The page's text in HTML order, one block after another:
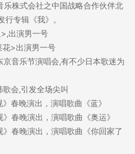
株式会社之中国战略合作伙伴北
专辑《我》。
出演男一号
>出演男一号
音乐节演唱会,有不少日本歌迷为
会,引发全场尖叫
春晚演出，演唱歌曲《蓝》
春晚演出，演唱歌曲《奥运》
春晚演出，演唱歌曲《你回家了